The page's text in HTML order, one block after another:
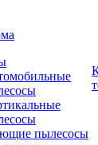
пылесосы